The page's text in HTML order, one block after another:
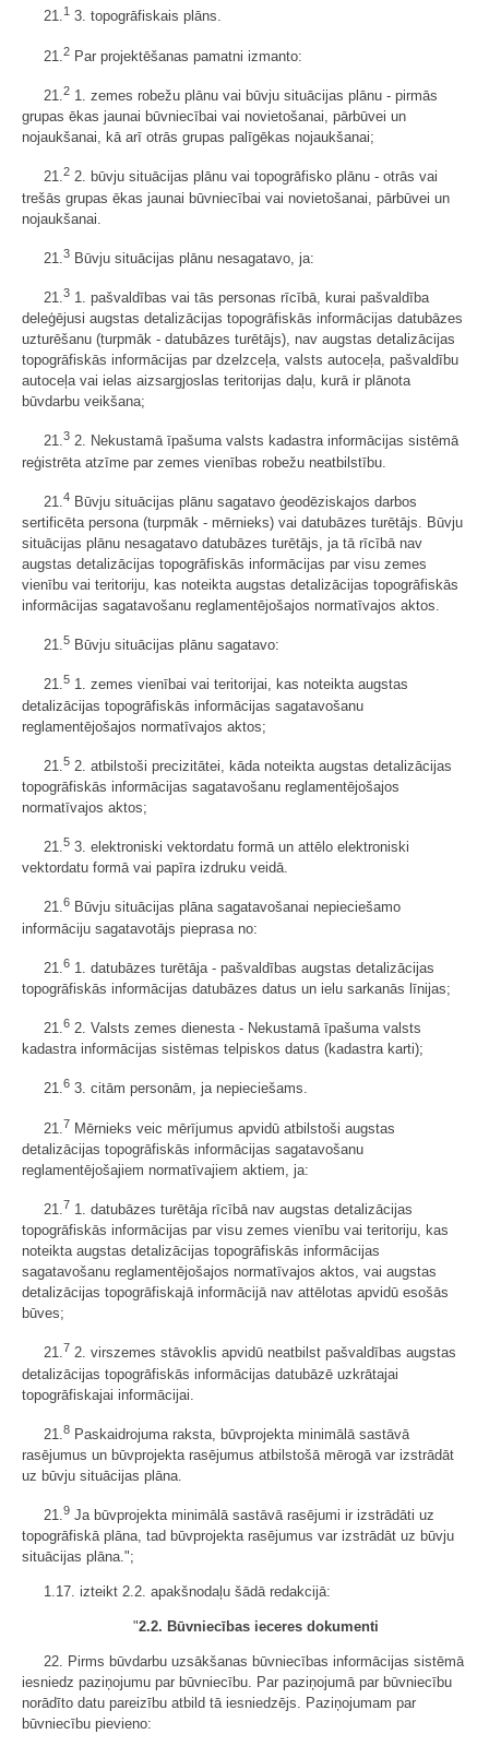
21.1 3. topogrāfiskais plāns.
21.2 Par projektēšanas pamatni izmanto:
21.2 1. zemes robežu plānu vai būvju situācijas plānu - pirmās
grupas ēkas jaunai būvniecībai vai novietošanai, pārbūvei un
nojaukšanai, kā arī otrās grupas palīgēkas nojaukšanai;
21.2 2. būvju situācijas plānu vai topogrāfisko plānu - otrās vai
trešās grupas ēkas jaunai būvniecībai vai novietošanai, pārbūvei un
nojaukšanai.
21.3 Būvju situācijas plānu nesagatavo, ja:
21.3 1. pašvaldības vai tās personas rīcībā, kurai pašvaldība
deleģējusi augstas detalizācijas topogrāfiskās informācijas datubāzes
uzturēšanu (turpmāk - datubāzes turētājs), nav augstas detalizācijas
topogrāfiskās informācijas par dzelzceļa, valsts autoceļa, pašvaldību
autoceļa vai ielas aizsargjoslas teritorijas daļu, kurā ir plānota
būvdarbu veikšana;
21.3 2. Nekustamā īpašuma valsts kadastra informācijas sistēmā
reģistrēta atzīme par zemes vienības robežu neatbilstību.
21.4 Būvju situācijas plānu sagatavo ģeodēziskajos darbos
sertificēta persona (turpmāk - mērnieks) vai datubāzes turētājs. Būvju
situācijas plānu nesagatavo datubāzes turētājs, ja tā rīcībā nav
augstas detalizācijas topogrāfiskās informācijas par visu zemes
vienību vai teritoriju, kas noteikta augstas detalizācijas topogrāfiskās
informācijas sagatavošanu reglamentējošajos normatīvajos aktos.
21.5 Būvju situācijas plānu sagatavo:
21.5 1. zemes vienībai vai teritorijai, kas noteikta augstas
detalizācijas topogrāfiskās informācijas sagatavošanu
reglamentējošajos normatīvajos aktos;
21.5 2. atbilstoši precizitātei, kāda noteikta augstas detalizācijas
topogrāfiskās informācijas sagatavošanu reglamentējošajos
normatīvajos aktos;
21.5 3. elektroniski vektordatu formā un attēlo elektroniski
vektordatu formā vai papīra izdruku veidā.
21.6 Būvju situācijas plāna sagatavošanai nepieciešamo
informāciju sagatavotājs pieprasa no:
21.6 1. datubāzes turētāja - pašvaldības augstas detalizācijas
topogrāfiskās informācijas datubāzes datus un ielu sarkanās līnijas;
21.6 2. Valsts zemes dienesta - Nekustamā īpašuma valsts
kadastra informācijas sistēmas telpiskos datus (kadastra karti);
21.6 3. citām personām, ja nepieciešams.
21.7 Mērnieks veic mērījumus apvidū atbilstoši augstas
detalizācijas topogrāfiskās informācijas sagatavošanu
reglamentējošajiem normatīvajiem aktiem, ja:
21.7 1. datubāzes turētāja rīcībā nav augstas detalizācijas
topogrāfiskās informācijas par visu zemes vienību vai teritoriju, kas
noteikta augstas detalizācijas topogrāfiskās informācijas
sagatavošanu reglamentējošajos normatīvajos aktos, vai augstas
detalizācijas topogrāfiskajā informācijā nav attēlotas apvidū esošās
būves;
21.7 2. virszemes stāvoklis apvidū neatbilst pašvaldības augstas
detalizācijas topogrāfiskās informācijas datubāzē uzkrātajai
topogrāfiskajai informācijai.
21. 8 Paskaidrojuma raksta, būvprojekta minimālā sastāvā
rasējumus un būvprojekta rasējumus atbilstošā mērogā var izstrādāt
uz būvju situācijas plāna.
21.9 Ja būvprojekta minimālā sastāvā rasējumi ir izstrādāti uz
topogrāfiskā plāna, tad būvprojekta rasējumus var izstrādāt uz būvju
situācijas plāna.";
1.17. izteikt 2.2. apakšnodaļu šādā redakcijā:
"2.2. Būvniecības ieceres dokumenti
22. Pirms būvdarbu uzsākšanas būvniecības informācijas sistēmā
iesniedz paziņojumu par būvniecību. Par paziņojumā par būvniecību
norādīto datu pareizību atbild tā iesniedzējs. Paziņojumam par
būvniecību pievieno: